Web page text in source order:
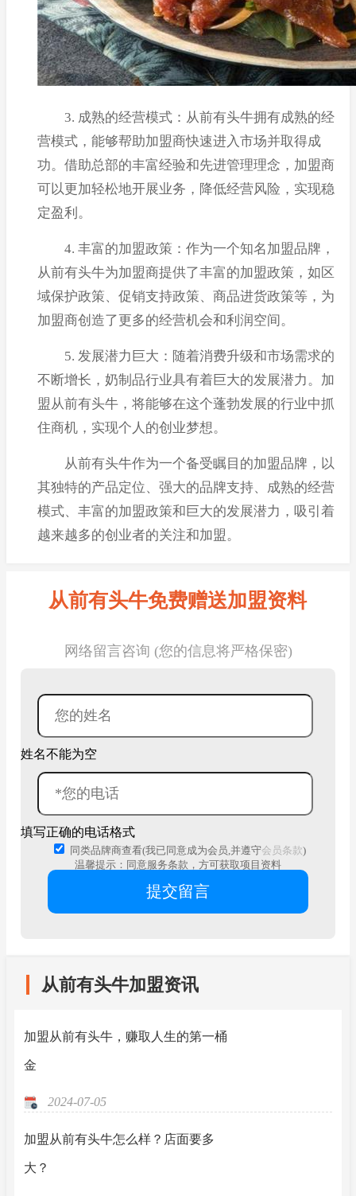
3. 成熟的经营模式：从前有头牛拥有成熟的经
营模式，能够帮助加盟商快速进入市场并取得成
功。借助总部的丰富经验和先进管理理念，加盟商
可以更加轻松地开展业务，降低经营风险，实现稳
定盈利。
4. 丰富的加盟政策：作为一个知名加盟品牌，
从前有头牛为加盟商提供了丰富的加盟政策，如区
域保护政策、促销支持政策、商品进货政策等，为
加盟商创造了更多的经营机会和利润空间。
5. 发展潜力巨大：随着消费升级和市场需求的
不断增长，奶制品行业具有着巨大的发展潜力。加
盟从前有头牛，将能够在这个蓬勃发展的行业中抓
住商机，实现个人的创业梦想。
从前有头牛作为一个备受瞩目的加盟品牌，以
其独特的产品定位、强大的品牌支持、成熟的经营
模式、丰富的加盟政策和巨大的发展潜力，吸引着
越来越多的创业者的关注和加盟。
从前有头牛免费赠送加盟资料
网络留言咨询 (您的信息将严格保密)
姓名不能为空
填写正确的电话格式
同类品牌商查看(我已同意成为会员,并遵守会员条款)
温馨提示：同意服务条款，方可获取项目资料
从前有头牛加盟资讯
加盟从前有头牛，赚取人生的第一桶
金
2024-07-05
加盟从前有头牛怎么样？店面要多
大？